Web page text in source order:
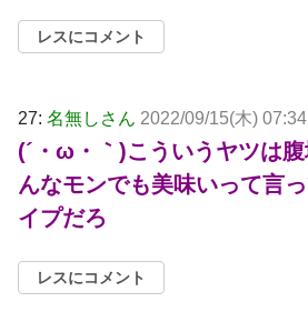
レスにコメント
27: 名無しさん 2022/09/15(木)
(´・ω・｀)こういうヤツは
んなモンでも美味いって言
イプだろ
レスにコメント